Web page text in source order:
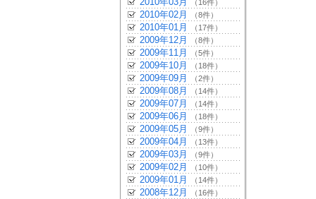
（16件）
2010年02月 （8件）
2010年01月 （17件）
2009年12月 （8件）
2009年11月 （5件）
2009年10月 （18件）
2009年09月 （2件）
2009年08月 （14件）
2009年07月 （14件）
2009年06月 （18件）
2009年05月 （9件）
2009年04月 （13件）
2009年03月 （9件）
2009年02月 （10件）
2009年01月 （14件）
2008年12月 （16件）